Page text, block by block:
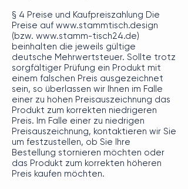
§ 4 Preise und Kaufpreiszahlung Die
Preise auf www.stammtisch.design
(bzw. www.stamm-tisch24.de)
beinhalten die jeweils gültige
deutsche Mehrwertsteuer. Sollte trotz
sorgfältiger Prüfung ein Produkt mit
einem falschen Preis ausgezeichnet
sein, so überlassen wir Ihnen im Falle
einer zu hohen Preisauszeichnung das
Produkt zum korrekten niedrigeren
Preis. Im Falle einer zu niedrigen
Preisauszeichnung, kontaktieren wir Sie
um festzustellen, ob Sie Ihre
Bestellung stornieren möchten oder
das Produkt zum korrekten höheren
Preis kaufen möchten.